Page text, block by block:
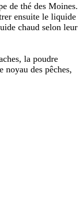
de thé des Moines.
ensuite le liquide
chaud selon leur
la poudre
noyau des pêches,